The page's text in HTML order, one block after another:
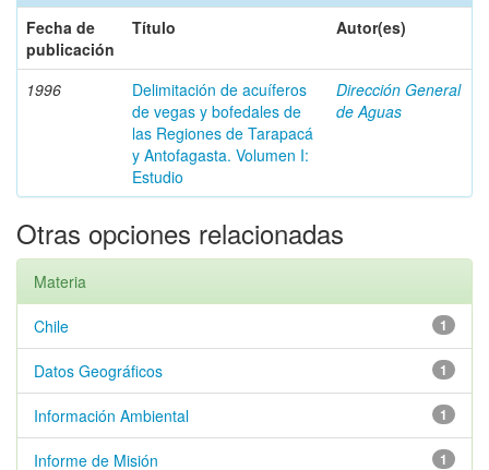
Fecha de
publicación
Título Autor(es)
1996
Delimitación de acuíferos
de vegas y bofedales de
las Regiones de Tarapacá
y Antofagasta. Volumen I:
Estudio
Dirección General
de Aguas
Otras opciones relacionadas
Materia
1
Chile
1
Datos Geográficos
1
Información Ambiental
1
Informe de Misión